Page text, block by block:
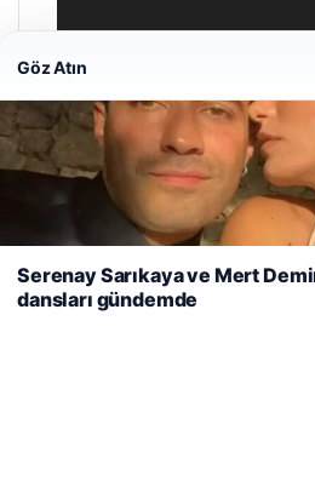
Web sitemizi nasıl kullandığınızı
deneyiminizi kişiselleştirmek ve
kullanıyoruz.
Çerez Politikamız
Reddet Kabul Et
Göz Atın
Serenay Sarıkaya ve Mert
dansları gündemde